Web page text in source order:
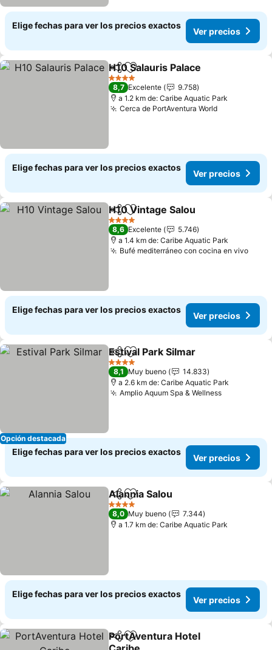
Elige fechas para ver los precios exactos
Ver precios
CompartirAgregar a favoritos
H10 Salauris Palace
4 Estrellas
8,7 Excelente
9.758
a 1.2 km de: Caribe Aquatic Park
Cerca de PortAventura World
Elige fechas para ver los precios exactos
Ver precios
CompartirAgregar a favoritos
H10 Vintage Salou
4 Estrellas
8,6 Excelente
5.746
a 1.4 km de: Caribe Aquatic Park
Bufé mediterráneo con cocina en vivo
Elige fechas para ver los precios exactos
Ver precios
Opción destacada
CompartirAgregar a favoritos
Estival Park Silmar
4 Estrellas
8,1 Muy bueno
14.833
a 2.6 km de: Caribe Aquatic Park
Amplio Aquum Spa & Wellness
Elige fechas para ver los precios exactos
Ver precios
CompartirAgregar a favoritos
Alannia Salou
4 Estrellas
8,0 Muy bueno
7.344
a 1.7 km de: Caribe Aquatic Park
Elige fechas para ver los precios exactos
Ver precios
CompartirAgregar a favoritos
PortAventura Hotel